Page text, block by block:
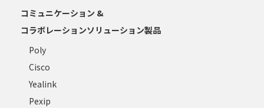
コミュニケーション &
コラボレーションソリューション製品
Poly
Cisco
Yealink
Pexip